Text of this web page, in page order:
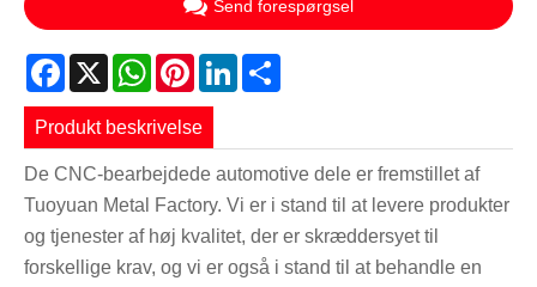
Send forespørgsel
Facebook
X WhatsApp
PinterestLinkedIn
Produkt beskrivelse
De CNC-bearbejdede automotive dele er fremstillet af
Tuoyuan Metal Factory. Vi er i stand til at levere produkter
og tjenester af høj kvalitet, der er skræddersyet til
forskellige krav, og vi er også i stand til at behandle en